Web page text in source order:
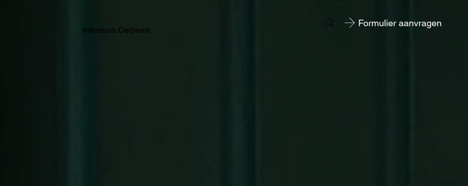
Interieurs-Declerck
Formulier aanvragen